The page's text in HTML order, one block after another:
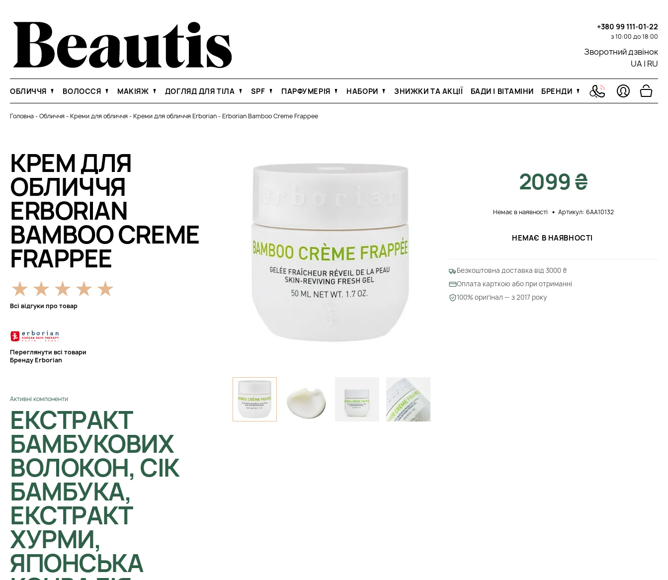
+380 99 111-01-22
з 10:00 до 18:00
Зворотний дзвінок
UA | RU
ОБЛИЧЧЯ ВОЛОССЯ МАКІЯЖ ДОГЛЯД ДЛЯ ТІЛА SPF ПАРФУМЕРІЯ НАБОРИ ЗНИЖКИ ТА АКЦІЇ БАДИ І ВІТАМІНИ БРЕНДИ
Головна-Обличчя -Креми для обличчя -Креми для обличчя Erborian-Erborian Bamboo Creme Frappee
КРЕМ ДЛЯ
ОБЛИЧЧЯ
ERBORIAN
BAMBOO CREME
FRAPPEE
Всі відгуки про товар
Переглянути всі товари
Бренду Erborian
Активні компоненти
ЕКСТРАКТ
БАМБУКОВИХ
ВОЛОКОН, СІК
БАМБУКА,
ЕКСТРАКТ
ХУРМИ,
ЯПОНСЬКА
2099 ₴
Немає в наявності Артикул: 6AA10132
НЕМАЄ В НАЯВНОСТІ
Безкоштовна доставка від 3000 ₴
Оплата карткою або при отриманні
100% оригінал — з 2017 року